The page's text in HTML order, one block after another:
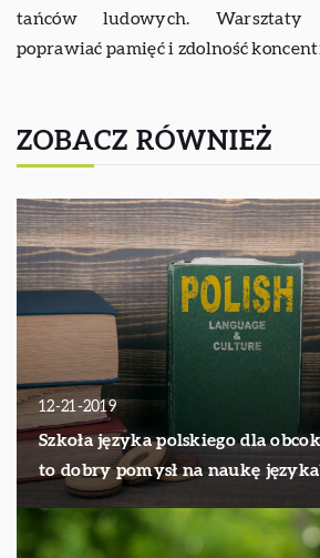
tańców ludowych. Warsztaty
poprawiać pamięć i zdolność
ZOBACZ RÓWNIEŻ
12-21-2019
Szkoła języka polskiego dla
to dobry pomysł na naukę